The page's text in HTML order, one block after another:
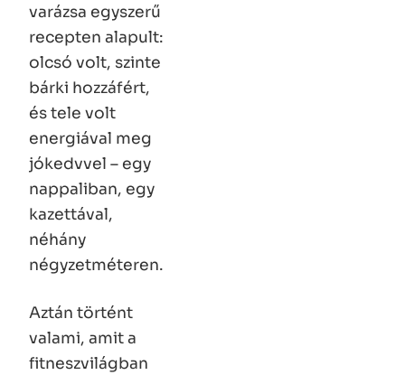
varázsa egyszerű
recepten alapult:
olcsó volt, szinte
bárki hozzáfért,
és tele volt
energiával meg
jókedvvel – egy
nappaliban, egy
kazettával,
néhány
négyzetméteren.
Aztán történt
valami, amit a
fitneszvilágban